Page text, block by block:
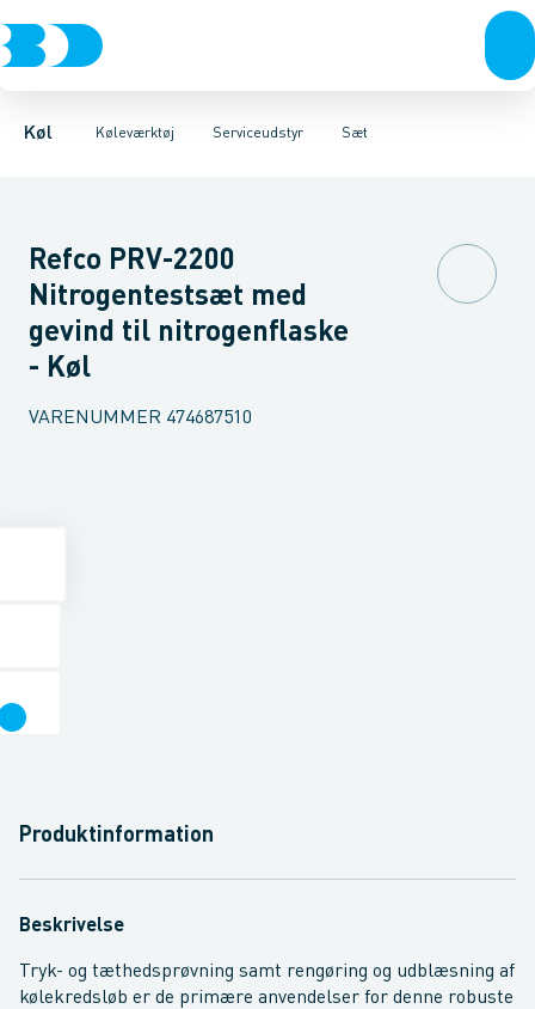
Køl Køleværktøj
KompressorerKondenseringsaggregaterFordampere
Serviceudstyr
Måleinstrumenter ServiceudstyrVærktøj
Sæt
LæksøgningMagnetisk udstyrReduktionsventiler
Refco PRV-2200
Nitrogentestsæt med
gevind til nitrogenflaske
- Køl
VARENUMMER 474687510
Produktinformation
Beskrivelse
Tryk- og tæthedsprøvning samt rengøring og udblæsning af
kølekredsløb er de primære anvendelser for denne robuste